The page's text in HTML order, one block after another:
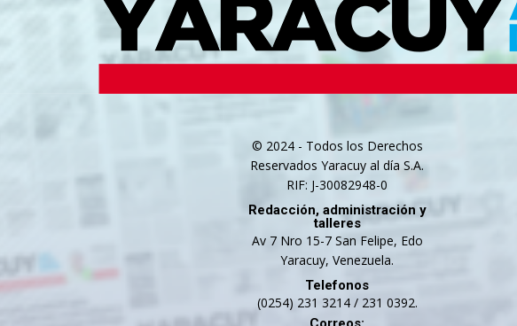
© 2024 - Todos los Derechos
Reservados Yaracuy al día S.A.
RIF: J-30082948-0
Redacción, administración y
talleres
Av 7 Nro 15-7 San Felipe, Edo
Yaracuy, Venezuela.
Telefonos
(0254) 231 3214 / 231 0392.